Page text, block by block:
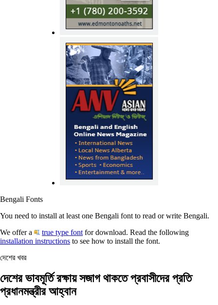
Bengali Fonts
You need to install at least one Bengali font to read or write Bengali.
We offer a
true type font for download. Read the following
installation instructions to see how to install the font.
দেশের খবর
দেশের ভাবমূর্তি রক্ষায় সজাগ থাকতে প্রবাসীদের প্রতি
প্রধানমন্ত্রীর আহ্বান